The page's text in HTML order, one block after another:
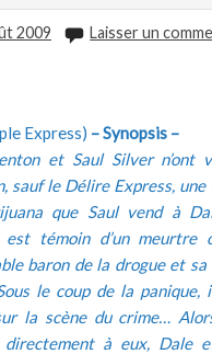
2009 Laisser un
Express) – Synopsis –
et Saul Silver n’ont
sauf le Délire Express,
que Saul vend à
est témoin d’un meurtre
baron de la drogue et sa
le coup de la panique,
la scène du crime…
directement à eux, Dale